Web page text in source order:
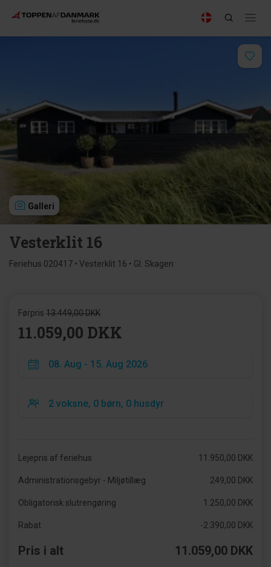
Galleri
Vesterklit 16
Feriehus 020417 • Vesterklit 16 • Gl. Skagen
Førpris 13.449,00 DKK
11.059,00 DKK
Lejepris af feriehus 11.950,00 DKK
Administrationsgebyr - Miljøtillæg 249,00 DKK
Obligatorisk slutrengøring 1.250,00 DKK
Rabat -2.390,00 DKK
Pris i alt 11.059,00 DKK